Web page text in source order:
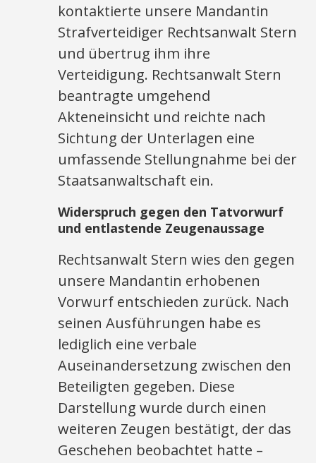
kontaktierte unsere Mandantin
Strafverteidiger Rechtsanwalt Stern
und übertrug ihm ihre
Verteidigung. Rechtsanwalt Stern
beantragte umgehend
Akteneinsicht und reichte nach
Sichtung der Unterlagen eine
umfassende Stellungnahme bei der
Staatsanwaltschaft ein.
Widerspruch gegen den Tatvorwurf
und entlastende Zeugenaussage
Rechtsanwalt Stern wies den gegen
unsere Mandantin erhobenen
Vorwurf entschieden zurück. Nach
seinen Ausführungen habe es
lediglich eine verbale
Auseinandersetzung zwischen den
Beteiligten gegeben. Diese
Darstellung wurde durch einen
weiteren Zeugen bestätigt, der das
Geschehen beobachtet hatte –